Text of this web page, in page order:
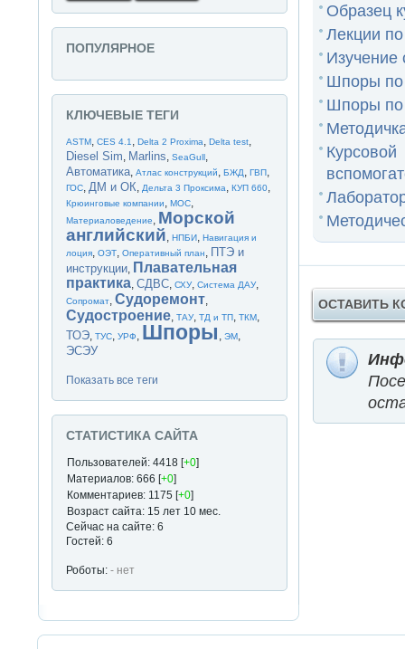
Образец
Лекции
Изучение
Шпоры
Шпоры
ОСТАВИТЬ
ПОПУЛЯРНОЕ
КЛЮЧЕВЫЕ ТЕГИ
ASTM,CES 4.1,Delta 2 Proxima,Delta test,
Diesel Sim, Marlins,SeaGull,
Автоматика,Атлас конструкций,БЖД,ГВП,
ГОС,ДМ и ОК,Дельта 3 Проксима,КУП 660,
Крюинговые компании,МОС,
Материаловедение, Морской
английский,НПБИ,Навигация и
лоция,ОЭТ,Оперативный план, ПТЭ и
инструкции, Плавательная
практика,СДВС,СХУ,Система ДАУ,
Сопромат,Судоремонт,
Судостроение,ТАУ,ТД и ТП,ТКМ,
ТОЭ,ТУС,УРФ, Шпоры ,ЭМ,
ЭСЭУ
Показать все теги
СТАТИСТИКА САЙТА
Пользователей: 4418 [+0]
Материалов: 666 [+0]
Комментариев: 1175 [+0]
Возраст сайта: 15 лет 10 мес.
Сейчас на сайте: 6
Гостей: 6
Роботы:- нет